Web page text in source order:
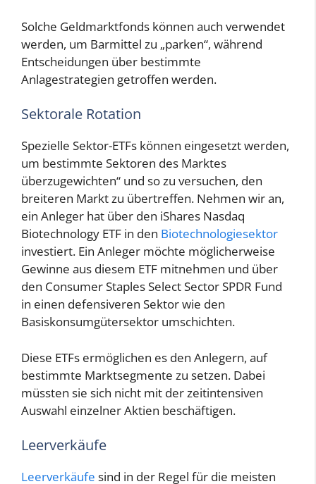
Solche Geldmarktfonds können auch verwendet
werden, um Barmittel zu „parken“, während
Entscheidungen über bestimmte
Anlagestrategien getroffen werden.
Sektorale Rotation
Spezielle Sektor-ETFs können eingesetzt werden,
um bestimmte Sektoren des Marktes
überzugewichten“ und so zu versuchen, den
breiteren Markt zu übertreffen. Nehmen wir an,
ein Anleger hat über den iShares Nasdaq
Biotechnology ETF in den Biotechnologiesektor
investiert. Ein Anleger möchte möglicherweise
Gewinne aus diesem ETF mitnehmen und über
den Consumer Staples Select Sector SPDR Fund
in einen defensiveren Sektor wie den
Basiskonsumgütersektor umschichten.
Diese ETFs ermöglichen es den Anlegern, auf
bestimmte Marktsegmente zu setzen. Dabei
müssten sie sich nicht mit der zeitintensiven
Auswahl einzelner Aktien beschäftigen.
Leerverkäufe
Leerverkäufe sind in der Regel für die meisten